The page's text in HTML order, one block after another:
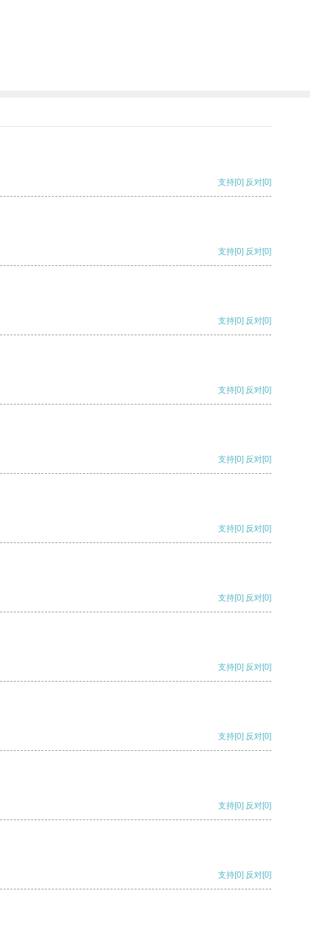
支持[0] 反对[0]
支持[0] 反对[0]
支持[0] 反对[0]
支持[0] 反对[0]
支持[0] 反对[0]
支持[0] 反对[0]
支持[0] 反对[0]
支持[0] 反对[0]
支持[0] 反对[0]
支持[0] 反对[0]
支持[0] 反对[0]